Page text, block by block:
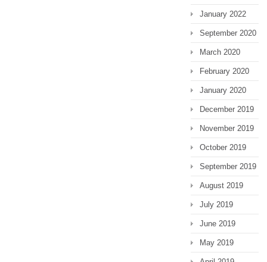
January 2022
September 2020
March 2020
February 2020
January 2020
December 2019
November 2019
October 2019
September 2019
August 2019
July 2019
June 2019
May 2019